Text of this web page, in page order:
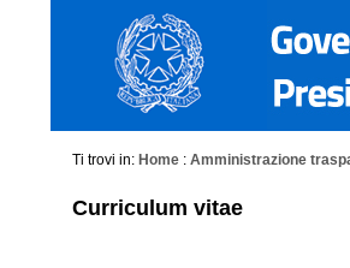
Ti trovi in: Home : Amministrazione
Curriculum vitae